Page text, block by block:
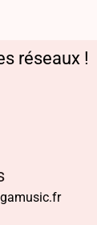
réseaux !